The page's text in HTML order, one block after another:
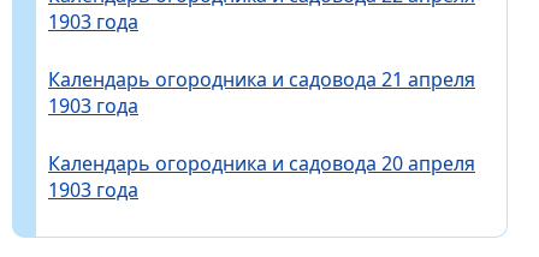
1903 года
Календарь огородника и садовода 21 апреля
1903 года
Календарь огородника и садовода 20 апреля
1903 года